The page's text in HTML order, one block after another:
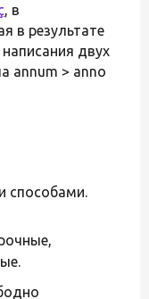
, в
в результате
двух
annum > anno
способами.